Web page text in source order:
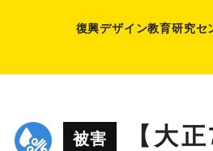
復興デザイン教育研究セ
被害
【大